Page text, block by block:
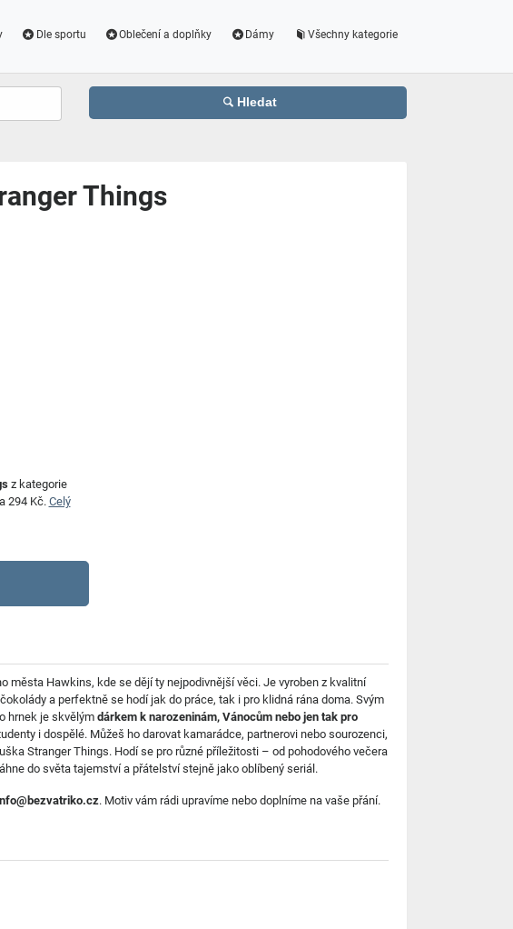
Dle sportu Oblečení a doplňky Dámy Všechny kategorie
Hledat
Things
z kategorie
294 Kč.Celý
města Hawkins, kde se dějí ty nejpodivnější věci. Je vyroben z kvalitní
a perfektně se hodí jak do práce, tak i pro klidná rána doma. Svým
hrnek je skvělým dárkem k narozeninám, Vánocům nebo jen tak pro
i dospělé. Můžeš ho darovat kamarádce, partnerovi nebo sourozenci,
Stranger Things. Hodí se pro různé příležitosti – od pohodového večera
do světa tajemství a přátelství stejně jako oblíbený seriál.
. Motiv vám rádi upravíme nebo doplníme na vaše přání.